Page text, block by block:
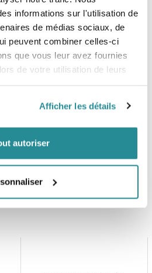
informations sur l'utilisation de
de médias sociaux, de
peuvent combiner celles-ci
que vous leur avez fournies
de votre utilisation de leurs
Afficher les détails
autoriser